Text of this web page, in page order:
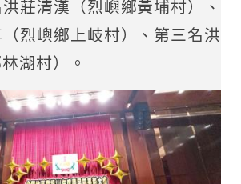
莊清漢（烈嶼鄉黃埔村）、
烈嶼鄉上岐村）、第三名洪
湖村）。